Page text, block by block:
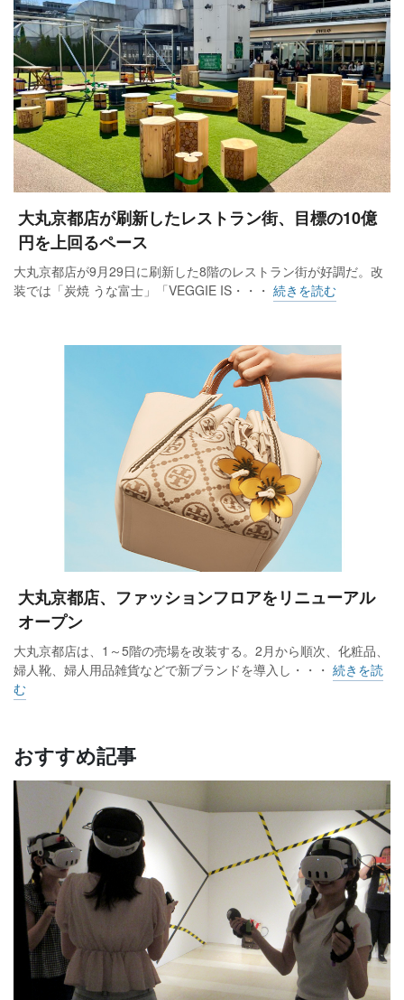
大丸京都店が刷新したレストラン街、目標の10億
円を上回るペース
大丸京都店が9月29日に刷新した8階のレストラン街が好調だ。改
装では「炭焼 うな富士」「VEGGIE IS・・・ 続きを読む
大丸京都店、ファッションフロアをリニューアル
オープン
大丸京都店は、1～5階の売場を改装する。2月から順次、化粧品、
婦人靴、婦人用品雑貨などで新ブランドを導入し・・・ 続きを読
む
おすすめ記事